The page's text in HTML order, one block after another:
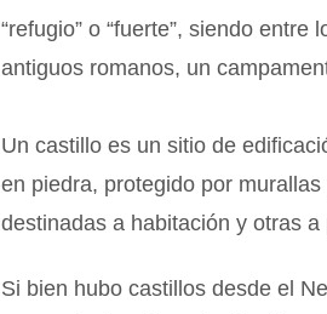
“refugio” o “fuerte”, siendo entre
antiguos romanos, un
Un castillo es un sitio de
en piedra, protegido por
destinadas a habitación y otras a
Si bien hubo castillos desde el